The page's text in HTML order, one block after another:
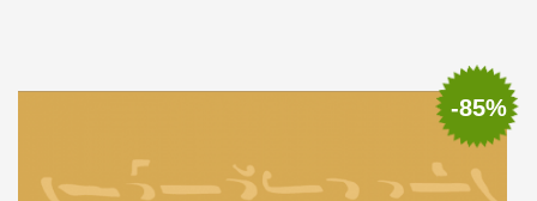
-85%